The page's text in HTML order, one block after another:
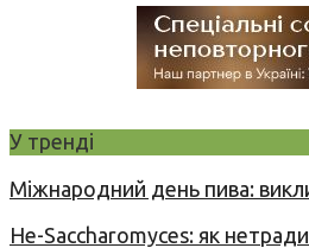
У тренді
Міжнародний день пива:
Не-Saccharomyces: як